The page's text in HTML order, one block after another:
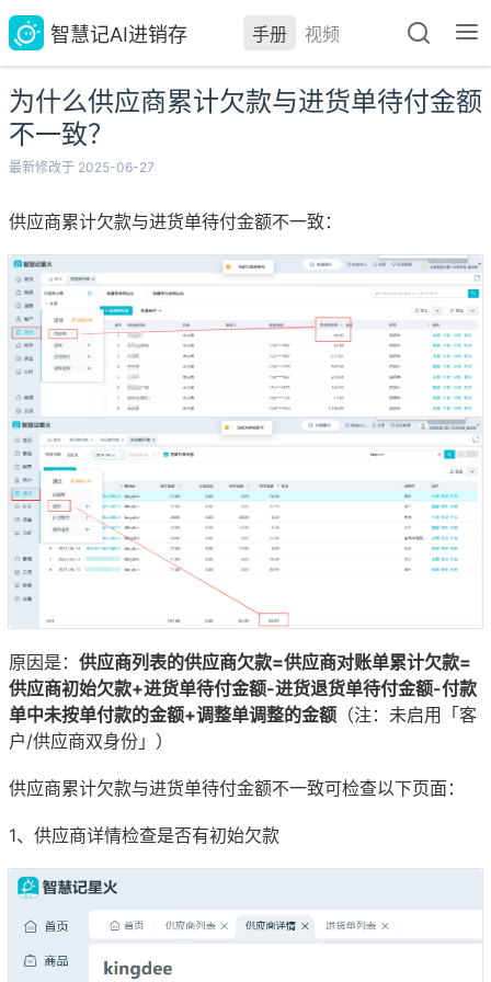
智慧记AI进销存 手册 视频
为什么供应商累计欠款与进货单待付金额
不一致？
最新修改于 2025-06-27
供应商累计欠款与进货单待付金额不一致：
原因是： 供应商列表的供应商欠款=供应商对账单累计欠款=
供应商初始欠款+进货单待付金额-进货退货单待付金额-付款
单中未按单付款的金额+调整单调整的金额 （注：未启用「客
户/供应商双身份」）
供应商累计欠款与进货单待付金额不一致可检查以下页面：
1、供应商详情检查是否有初始欠款